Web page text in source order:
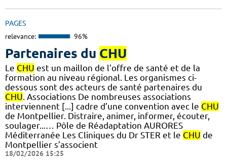
PAGES
relevance: 96%
Partenaires du CHU
Le CHU est un maillon de l'offre de santé et de la
formation au niveau régional. Les organismes ci-
dessous sont des acteurs de santé partenaires du
CHU . Associations De nombreuses associations
interviennent [...] cadre d’une convention avec le CHU
de Montpellier. Distraire, animer, informer, écouter,
soulager...… Pôle de Réadaptation AURORES
Méditerranée Les Cliniques du Dr STER et le CHU de
Montpellier s’associent
18/02/2026 15:25